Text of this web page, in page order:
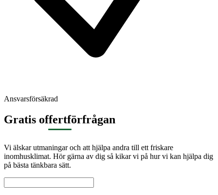
Ansvarsförsäkrad
Gratis offertförfrågan
Vi älskar utmaningar och att hjälpa andra till ett friskare
inomhusklimat. Hör gärna av dig så kikar vi på hur vi kan hjälpa dig
på bästa tänkbara sätt.